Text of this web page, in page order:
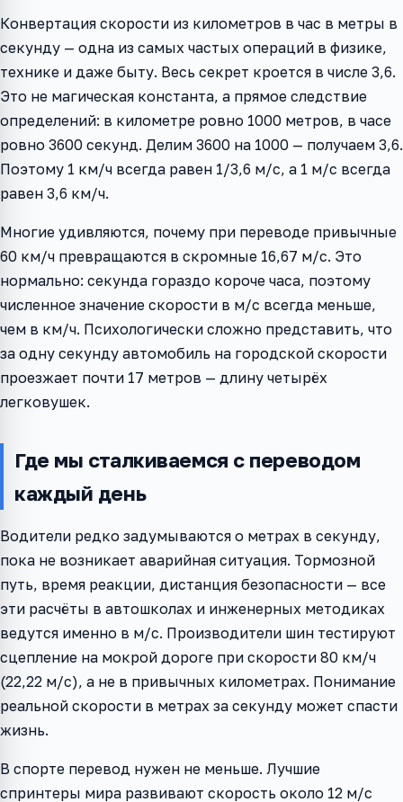
Конвертация скорости из километров в час в метры в
секунду — одна из самых частых операций в физике,
технике и даже быту. Весь секрет кроется в числе 3,6.
Это не магическая константа, а прямое следствие
определений: в километре ровно 1000 метров, в часе
ровно 3600 секунд. Делим 3600 на 1000 — получаем 3,6.
Поэтому 1 км/ч всегда равен 1/3,6 м/с, а 1 м/с всегда
равен 3,6 км/ч.
Многие удивляются, почему при переводе привычные
60 км/ч превращаются в скромные 16,67 м/с. Это
нормально: секунда гораздо короче часа, поэтому
численное значение скорости в м/с всегда меньше,
чем в км/ч. Психологически сложно представить, что
за одну секунду автомобиль на городской скорости
проезжает почти 17 метров — длину четырёх
легковушек.
Где мы сталкиваемся с переводом
каждый день
Водители редко задумываются о метрах в секунду,
пока не возникает аварийная ситуация. Тормозной
путь, время реакции, дистанция безопасности — все
эти расчёты в автошколах и инженерных методиках
ведутся именно в м/с. Производители шин тестируют
сцепление на мокрой дороге при скорости 80 км/ч
(22,22 м/с), а не в привычных километрах. Понимание
реальной скорости в метрах за секунду может спасти
жизнь.
В спорте перевод нужен не меньше. Лучшие
спринтеры мира развивают скорость около 12 м/с